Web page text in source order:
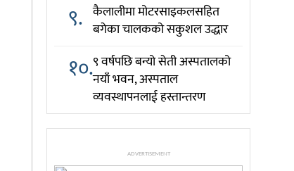
९. कैलालीमा मोटरसाइकलसहित
बगेका चालकको सकुशल उद्धार
१०.९ वर्षपछि बन्यो सेती अस्पतालको
नयाँ भवन, अस्पताल
व्यवस्थापनलाई हस्तान्तरण
ADVERTISEMENT